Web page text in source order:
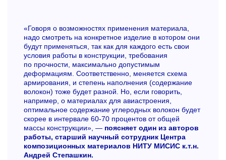
«Говоря о возможностях применения материала,
надо смотреть на конкретное изделие в котором они
будут применяться, так как для каждого есть свои
условия работы в конструкции, требования
по прочности, максимально допустимым
деформациям. Соответственно, меняется схема
армирования, и степень наполнения (содержание
волокон) тоже будет разной. Но, если говорить,
например, о материалах для авиастроения,
оптимальное содержание углеродных волокон будет
скорее в интервале 60-70 процентов от общей
массы конструкции», — поясняет один из авторов
работы, старший научный сотрудник Центра
композиционных материалов НИТУ МИСИС к.т.н.
Андрей Степашкин.